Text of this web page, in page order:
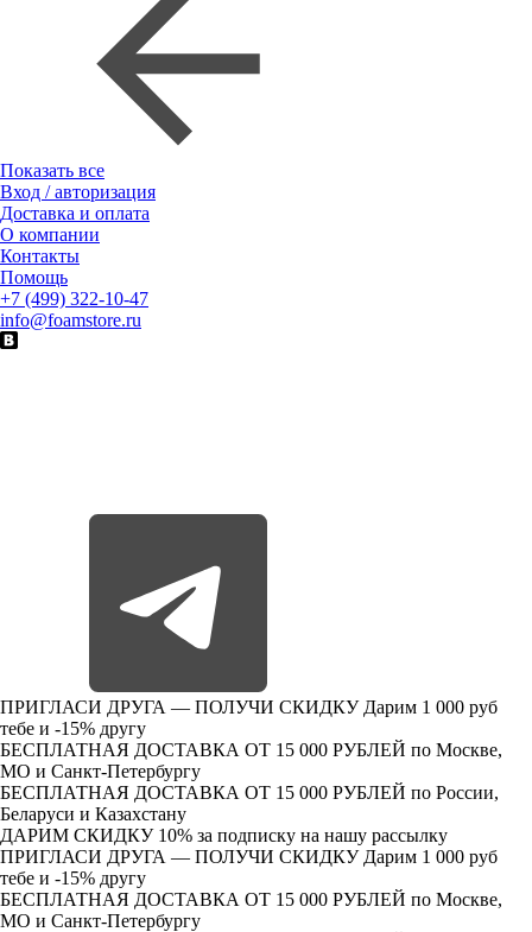
Показать все
Вход / авторизация
Доставка и оплата
О компании
Контакты
Помощь
+7 (499) 322-10-47
info@foamstore.ru
ПРИГЛАСИ ДРУГА — ПОЛУЧИ СКИДКУ Дарим 1 000 руб
тебе и -15% другу
БЕСПЛАТНАЯ ДОСТАВКА ОТ 15 000 РУБЛЕЙ по Москве,
МО и Санкт-Петербургу
БЕСПЛАТНАЯ ДОСТАВКА ОТ 15 000 РУБЛЕЙ по России,
Беларуси и Казахстану
ДАРИМ СКИДКУ 10% за подписку на нашу рассылку
ПРИГЛАСИ ДРУГА — ПОЛУЧИ СКИДКУ Дарим 1 000 руб
тебе и -15% другу
БЕСПЛАТНАЯ ДОСТАВКА ОТ 15 000 РУБЛЕЙ по Москве,
МО и Санкт-Петербургу